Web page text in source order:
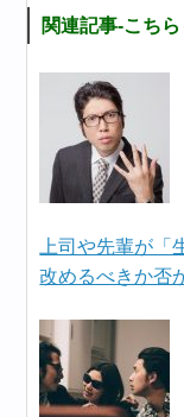
関連記事-こち
上司や先輩が
改めるべきか否